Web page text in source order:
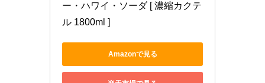
ー・ハワイ・ソーダ [ 濃縮カクテ
ル 1800ml ]
Amazonで見る